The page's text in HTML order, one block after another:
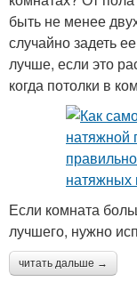
быть не менее
случайно задеть
лучше, если это
когда потолки в
Если комната
лучшего, нужно
читать дальше →